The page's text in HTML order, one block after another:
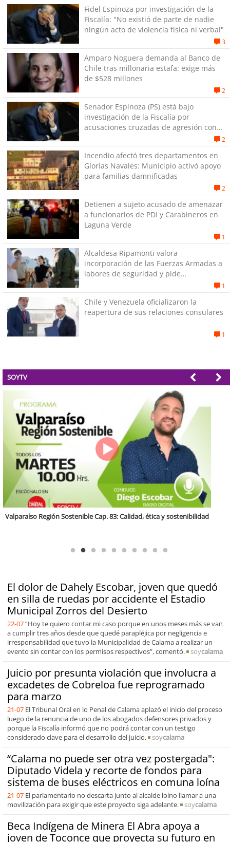
Fidel Espinoza por investigación de la
Fiscalía: "No existió de parte de nadie
ningún acto de violencia física ni verbal"
3
Amparo Noguera demanda al Banco de
Chile tras millonaria estafa: exige más
de $528 millones
2
Senador Espinoza (PS) está bajo
investigación de la Fiscalía por
acusaciones cruzadas de agresión con
2
Incendio afectó tres departamentos en
Glorias Navales: Municipio activó apoyo
para familias damnificadas
2
Detienen a sujeto acusado de amenazar
a funcionarios de PDI y Carabineros en
Laguna Verde
1
Alcaldesa Ripamonti valora
incorporación de las Fuerzas Armadas a
labores de seguridad y pide
1
Chile y Venezuela oficializaron la
reapertura de sus relaciones consulares
1
SOYTV
El dolor de Dahely Escobar, joven que quedó
en silla de ruedas por accidente el Estadio
Municipal Zorros del Desierto
22-07“Hoy te quiero contar mi caso porque en unos meses más se van
a cumplir tres años desde que quedé parapléjica por negligencia e
irresponsabilidad que tuvo la Municipalidad de Calama a realizar un
evento sin contar con los permisos respectivos”, comentó.
soycalama
Juicio por presunta violación que involucra a
excadetes de Cobreloa fue reprogramado
para marzo
21-07 El Tribunal Oral en lo Penal de Calama aplazó el inicio del proceso
luego de la renuncia de uno de los abogados defensores privados y
porque la Fiscalía informó que no podrá contar con un testigo
considerado clave para el desarrollo del juicio.
soycalama
“Calama no puede ser otra vez postergada":
Diputado Videla y recorte de fondos para
sistema de buses eléctricos en comuna loína
21-07 El parlamentario no descarta junto al alcalde loíno llamar a una
movilización para exigir que este proyecto siga adelante.
soycalama
Beca Indígena de Minera El Abra apoya a
joven de Toconce que proyecta su futuro en